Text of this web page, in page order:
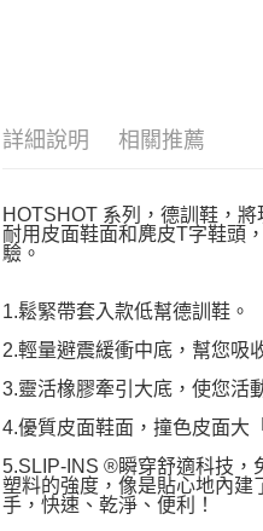
詳細說明 相關推薦
HOTSHOT 系列，德訓鞋，
耐用皮面鞋面和麂皮T字鞋頭
驗。
1.鬆緊帶套入款低幫德訓鞋。
2.輕量避震緩衝中底，幫您吸
3.靈活橡膠牽引大底，使您活
4.優質皮面鞋面，撞色皮面大
5.SLIP-INS ®瞬穿舒適科技，
塑料的強度，像是貼心地內建
手，快速、乾淨、便利！